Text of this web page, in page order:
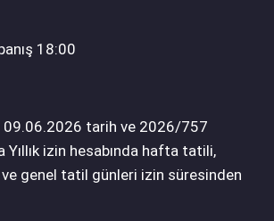
18:00
09.06.2026 tarih ve 2026/757
Yıllık izin hesabında hafta tatili,
genel tatil günleri izin süresinden